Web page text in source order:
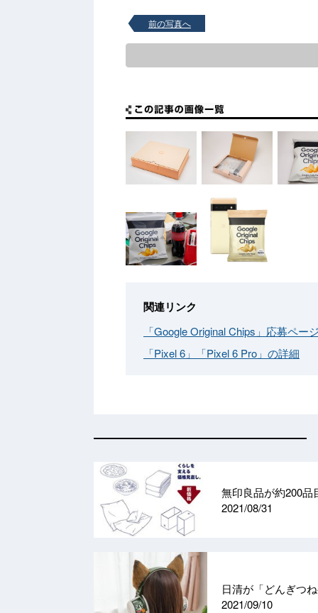
前の写真へ
関連リンク
「Google Original Chips」応募ペー
「Pixel 6」「Pixel 6 Pro」の詳細
無印良品が約200
2021/08/31
日清が「どんぎつ
2021/09/10